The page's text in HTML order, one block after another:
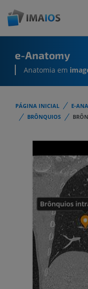
e-Anatomy
Anatomia em
PÁGINA INICIAL E-
BRÔNQUIOS